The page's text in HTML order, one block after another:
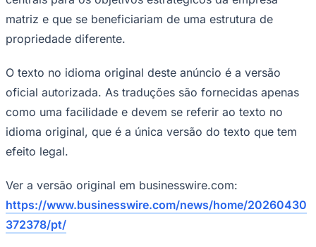
Corinthians
matriz e que se beneficiariam de uma estrutura de
propriedade diferente.
O texto no idioma original deste anúncio é a versão
oficial autorizada. As traduções são fornecidas apenas
como uma facilidade e devem se referir ao texto no
idioma original, que é a única versão do texto que tem
efeito legal.
Ver a versão original em businesswire.com:
https://www.businesswire.com/news/home/20260430
372378/pt/